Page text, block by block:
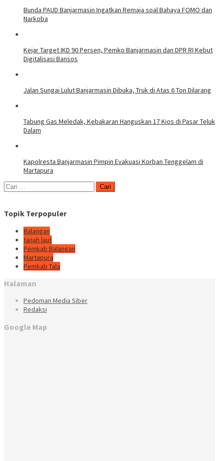
Bunda PAUD Banjarmasin Ingatkan Remaja soal Bahaya FOMO dan
Narkoba
Kejar Target IKD 90 Persen, Pemko Banjarmasin dan DPR RI Kebut
Digitalisasi Bansos
Jalan Sungai Lulut Banjarmasin Dibuka, Truk di Atas 6 Ton Dilarang
Tabung Gas Meledak, Kebakaran Hanguskan 17 Kios di Pasar Teluk
Dalam
Kapolresta Banjarmasin Pimpin Evakuasi Korban Tenggelam di
Martapura
Cari
untuk:
Topik Terpopuler
Balangan
tanah laut
Pemkab Balangan
Martapura
Pemkab Tala
Halaman
Pedoman Media Siber
Redaksi
Google Map